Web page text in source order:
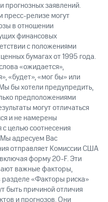
заявлений.
пресс-релизе могут
в отношении
финансовых
с положениями
бумагах от 1995 года.
«ожидается»,
«будет», «мог бы» или
бы хотели предупредить,
предположениями
могут отличаться
и не намерены
целью соотнесения
Мы адресуем Вас
отправляет Комиссии США
форму 20-F. Эти
важные факторы,
разделе «Факторы риска»
быть причиной отличия